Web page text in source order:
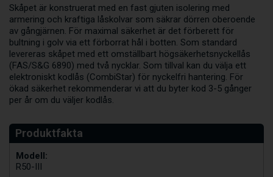
Skåpet är konstruerat med en fast gjuten isolering med
armering och kraftiga låskolvar som säkrar dörren oberoende
av gångjärnen. För maximal säkerhet är det förberett för
bultning i golv via ett förborrat hål i botten. Som standard
levereras skåpet med ett omställbart högsäkerhetsnyckellås
(FAS/S&G 6890) med två nycklar. Som tillval kan du välja ett
elektroniskt kodlås (CombiStar) för nyckelfri hantering. För
ökad säkerhet rekommenderar vi att du byter kod 3-5 gånger
per år om du väljer kodlås.
Modell:
R50-III